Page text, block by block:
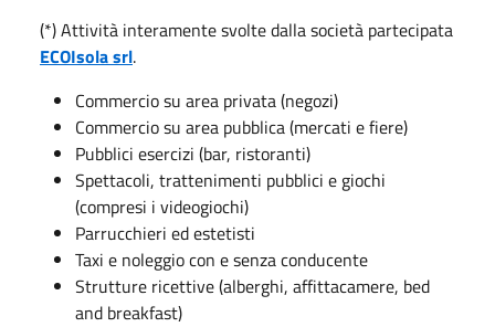
(*) Attività interamente svolte dalla società partecipata
ECOIsola srl.
Commercio su area privata (negozi)
Commercio su area pubblica (mercati e fiere)
Pubblici esercizi (bar, ristoranti)
Spettacoli, trattenimenti pubblici e giochi
(compresi i videogiochi)
Parrucchieri ed estetisti
Taxi e noleggio con e senza conducente
Strutture ricettive (alberghi, affittacamere, bed
and breakfast)